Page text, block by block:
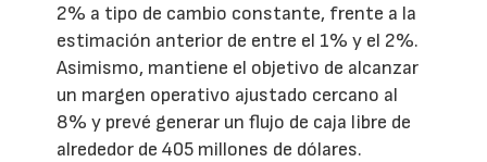
2% a tipo de cambio constante, frente a la
estimación anterior de entre el 1% y el 2%.
Asimismo, mantiene el objetivo de alcanzar
un margen operativo ajustado cercano al
8% y prevé generar un flujo de caja libre de
alrededor de 405 millones de dólares.